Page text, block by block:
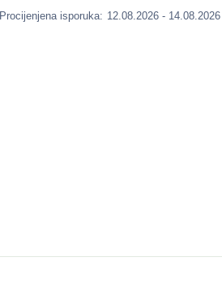
Procijenjena isporuka: 12.08.2026 - 14.08.2026